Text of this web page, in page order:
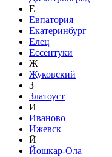
Е
Евпатория
Екатеринбург
Елец
Ессентуки
Ж
Жуковский
З
Златоуст
И
Иваново
Ижевск
Й
Йошкар-Ола